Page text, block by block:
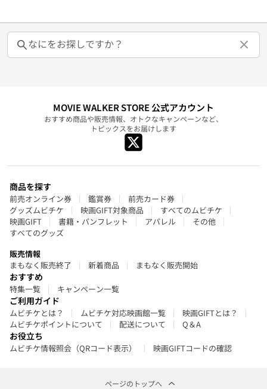
MOVIE WALKER STORE 公式アカウント
おすすめ商品や販売情報、オトクなキャンペーンなど、
トピックスをお届けします
商品を探す
前売オンライン券 鑑賞券
前売カード券
グッズムビチケ
映画GIFT対象商品
すべてのムビチケ
映画GIFT
書籍・パンフレット アパレル
その他
すべてのグッズ
販売情報
まもなく販売終了
新着商品 まもなく販売開始
おすすめ
特集一覧 キャンペーン一覧
ご利用ガイド
ムビチケとは？ ムビチケ対応映画館一覧
映画GIFTとは？
ムビチケポイントについて
配送について Q＆A
お役立ち
ムビチケ情報照会（QRコード表示） 映画GIFTコードの確認
ページのトップへ